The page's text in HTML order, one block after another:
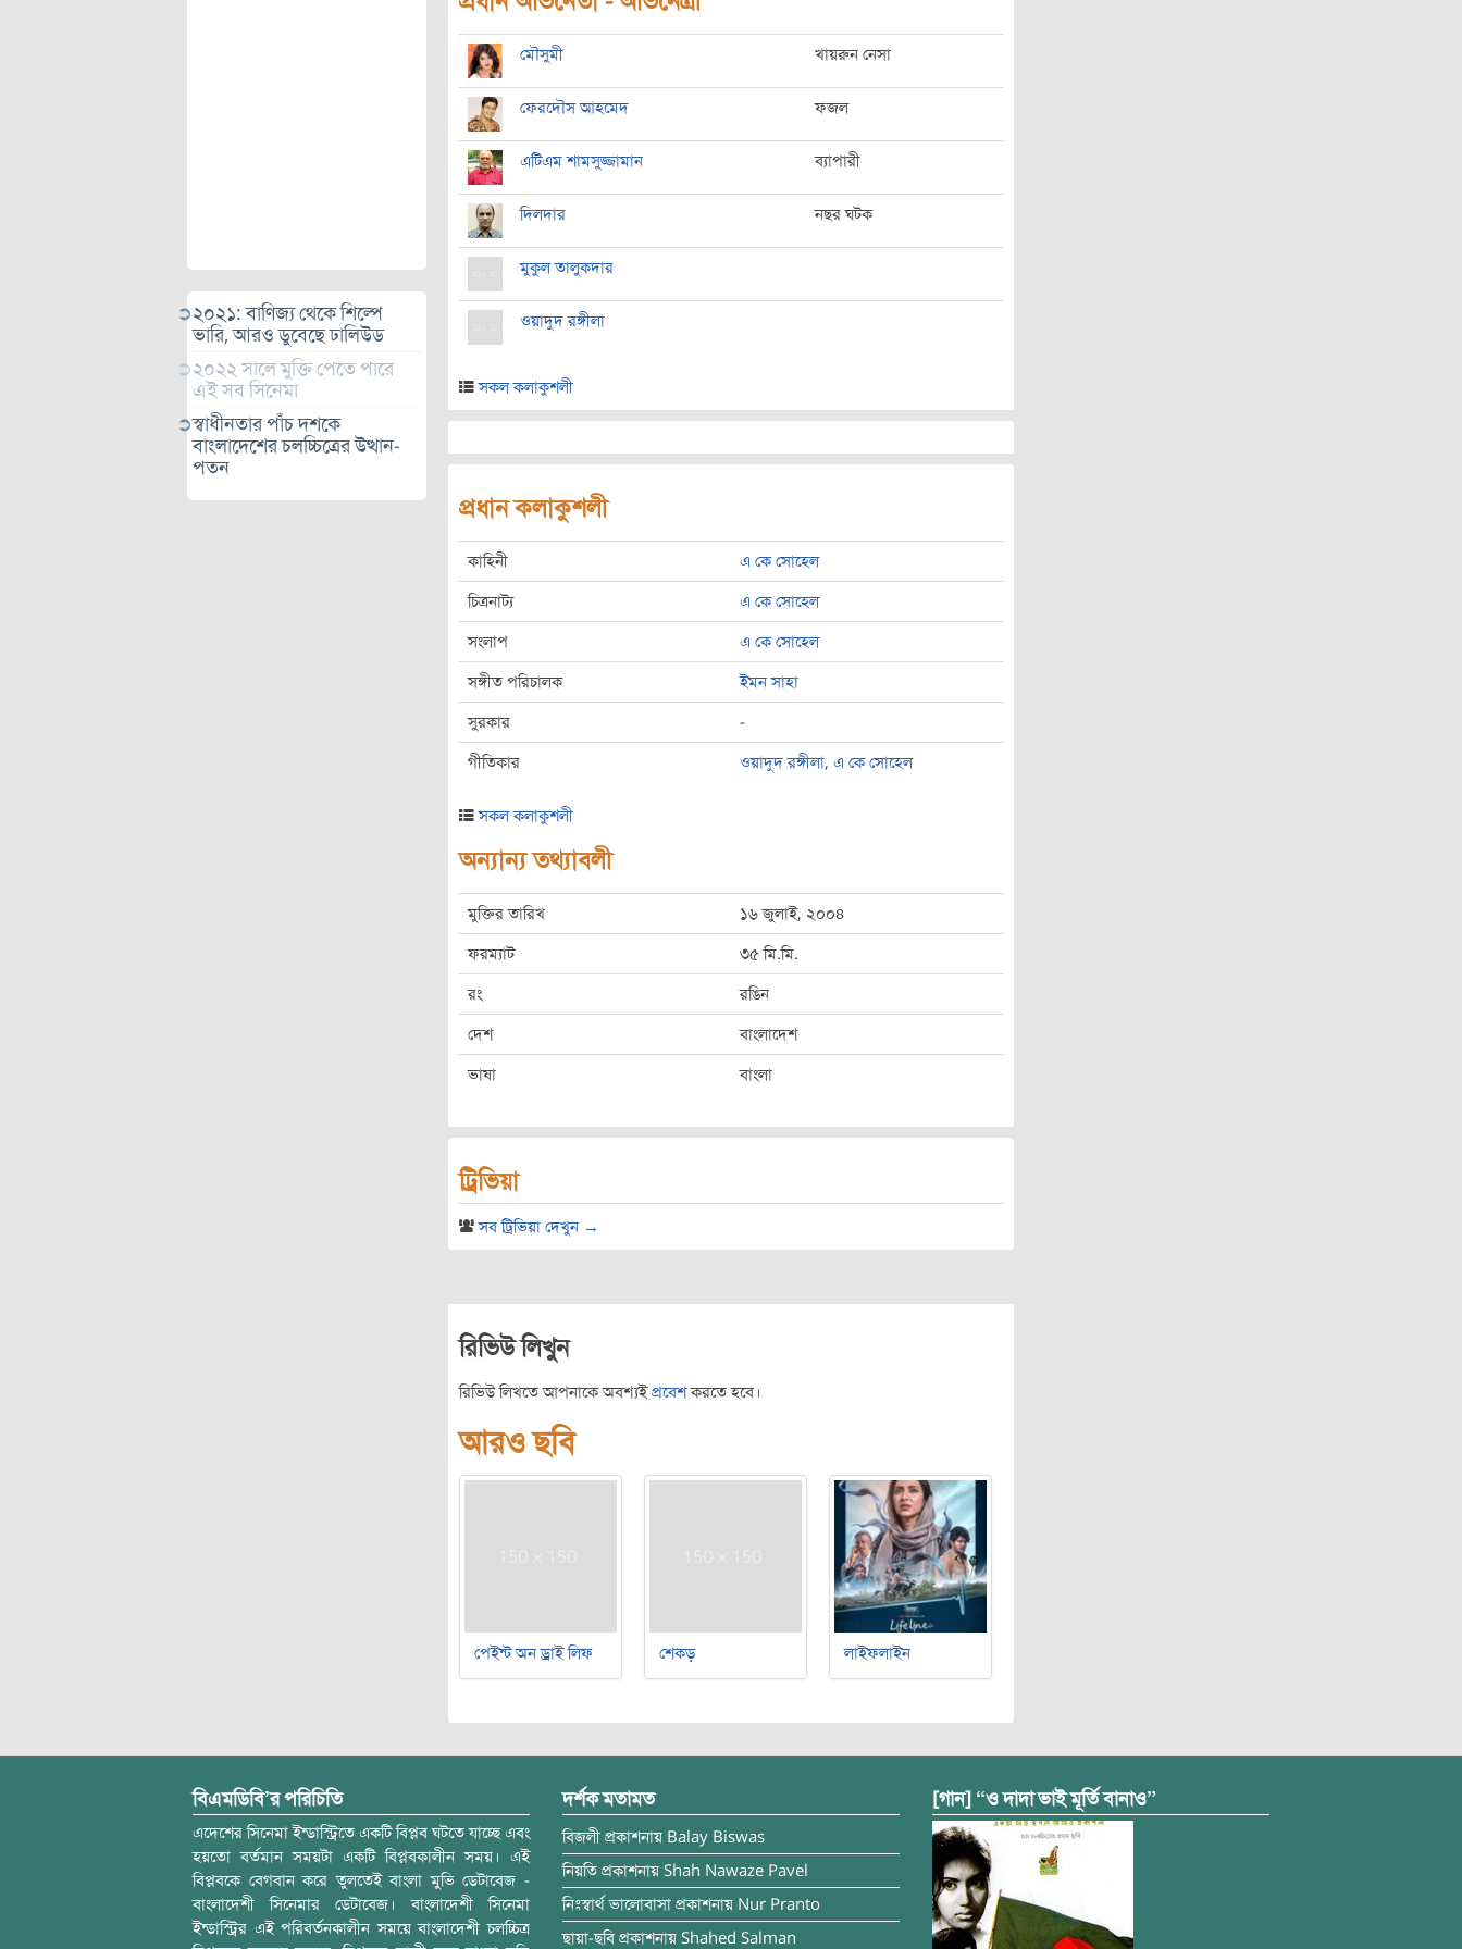
২০২১: বাণিজ্য থেকে শিল্পে
ভারি, আরও ডুবেছে ঢালিউড
২০২২ সালে মুক্তি পেতে পারে
এই সব সিনেমা
স্বাধীনতার পাঁচ দশকে
বাংলাদেশের চলচ্চিত্রের উত্থান-
পতন
মৌসুমী খায়রুন নেসা
ফেরদৌস আহমেদ ফজল
এটিএম শামসুজ্জামান ব্যাপারী
দিলদার নছর ঘটক
মুকুল তালুকদার
ওয়াদুদ রঙ্গীলা
সকল কলাকুশলী
প্রধান কলাকুশলী
কাহিনী এ কে সোহেল
চিত্রনাট্য এ কে সোহেল
সংলাপ এ কে সোহেল
সঙ্গীত পরিচালক ইমন সাহা
সুরকার -
গীতিকার ওয়াদুদ রঙ্গীলা, এ কে সোহেল
সকল কলাকুশলী
অন্যান্য তথ্যাবলী
মুক্তির তারিখ ১৬ জুলাই, ২০০৪
ফরম্যাট ৩৫ মি.মি.
রং রঙিন
দেশ বাংলাদেশ
ভাষা বাংলা
ট্রিভিয়া
সব ট্রিভিয়া দেখুন →
রিভিউ লিখুন
রিভিউ লিখতে আপনাকে অবশ্যইপ্রবেশকরতে হবে।
আরও ছবি
পেইন্ট অন ড্রাই লিফ শেকড় লাইফলাইন
বিএমডিবি’র পরিচিতি
এদেশের সিনেমা ইন্ডাস্ট্রিতে একটি বিপ্লব ঘটতে যাচ্ছে এবং
হয়তো বর্তমান সময়টা একটি বিপ্লবকালীন সময়। এই
বিপ্লবকে বেগবান করে তুলতেই বাংলা মুভি ডেটাবেজ -
বাংলাদেশী সিনেমার ডেটাবেজ। বাংলাদেশী সিনেমা
ইন্ডাস্ট্রির এই পরিবর্তনকালীন সময়ে বাংলাদেশী চলচ্চিত্র
দর্শক মতামত
বিজলী প্রকাশনায় Balay Biswas
নিয়তি প্রকাশনায় Shah Nawaze Pavel
নিঃস্বার্থ ভালোবাসা প্রকাশনায় Nur Pranto
ছায়া-ছবি প্রকাশনায় Shahed Salman
[গান] “ও দাদা ভাই মূর্তি বানাও”